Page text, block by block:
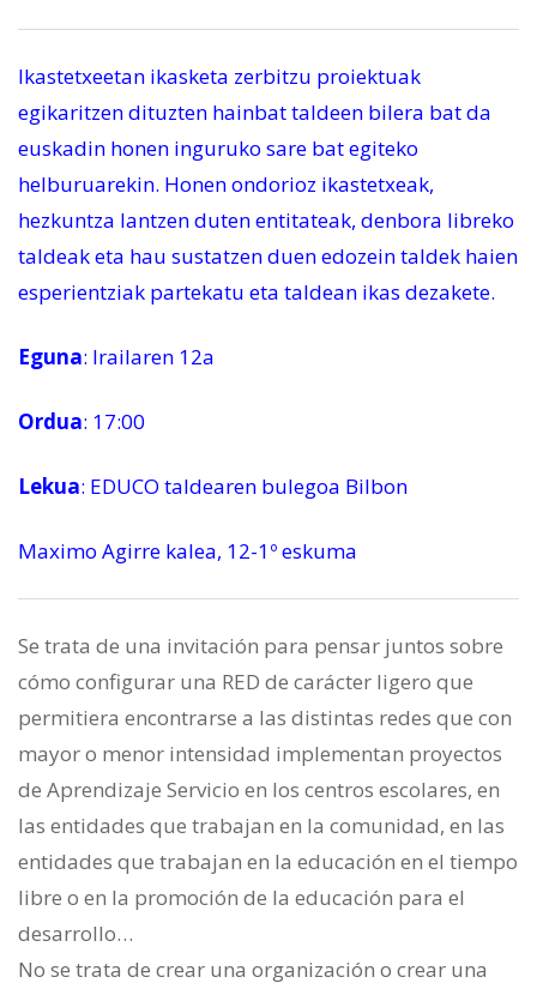
Ikastetxeetan ikasketa zerbitzu proiektuak
egikaritzen dituzten hainbat taldeen bilera bat da
euskadin honen inguruko sare bat egiteko
helburuarekin. Honen ondorioz ikastetxeak,
hezkuntza lantzen duten entitateak, denbora libreko
taldeak eta hau sustatzen duen edozein taldek haien
esperientziak partekatu eta taldean ikas dezakete.
Eguna: Irailaren 12a
Ordua: 17:00
Lekua: EDUCO taldearen bulegoa Bilbon
Maximo Agirre kalea, 12-1º eskuma
Se trata de una invitación para pensar juntos sobre
cómo configurar una RED de carácter ligero que
permitiera encontrarse a las distintas redes que con
mayor o menor intensidad implementan proyectos
de Aprendizaje Servicio en los centros escolares, en
las entidades que trabajan en la comunidad, en las
entidades que trabajan en la educación en el tiempo
libre o en la promoción de la educación para el
desarrollo…
No se trata de crear una organización o crear una